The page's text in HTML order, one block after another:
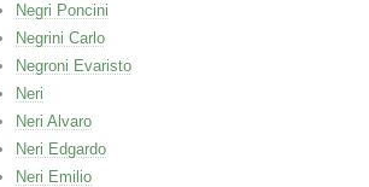
Negri Poncini
Negrini Carlo
Negroni Evaristo
Neri
Neri Alvaro
Neri Edgardo
Neri Emilio